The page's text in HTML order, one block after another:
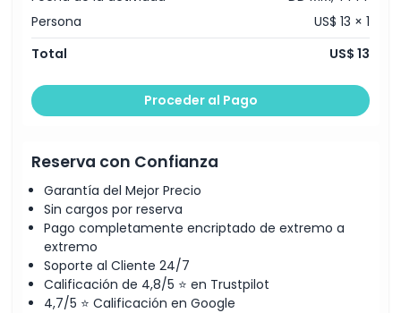
Exclusiones
Cosas a Saber
Ubicación
Cómo Llegar
Cómo Canjear
Persona
US$ 13 × 1
Total
US$ 13
Proceder al Pago
Reserva con Confianza
Garantía del Mejor Precio
Sin cargos por reserva
Pago completamente encriptado de extremo a
extremo
Soporte al Cliente 24/7
Calificación de 4,8/5 ⭐ en Trustpilot
4,7/5 ⭐ Calificación en Google